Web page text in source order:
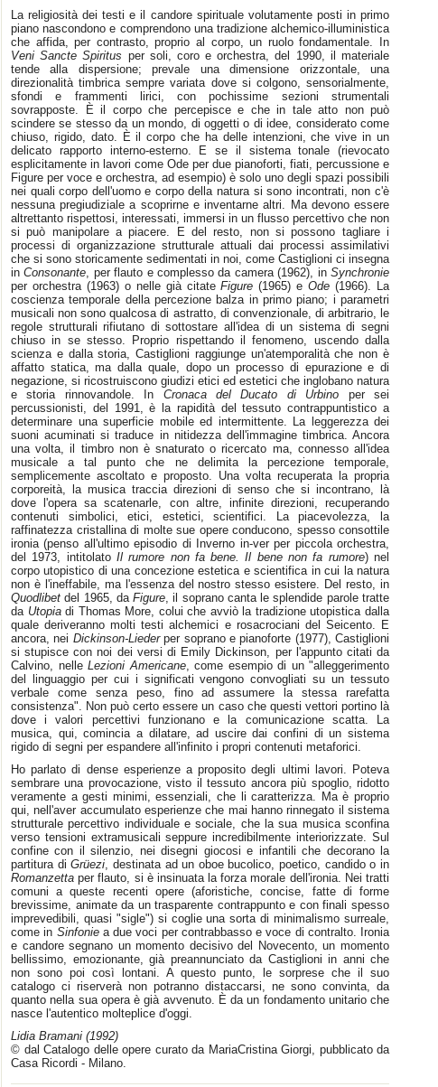
La religiosità dei testi e il candore spirituale volutamente posti in primo
piano nascondono e comprendono una tradizione alchemico-illuministica
che affida, per contrasto, proprio al corpo, un ruolo fondamentale. In
Veni Sancte Spiritus per soli, coro e orchestra, del 1990, il materiale
tende alla dispersione; prevale una dimensione orizzontale, una
direzionalità timbrica sempre variata dove si colgono, sensorialmente,
sfondi e frammenti lirici, con pochissime sezioni strumentali
sovrapposte. È il corpo che percepisce e che in tale atto non può
scindere se stesso da un mondo, di oggetti o di idee, considerato come
chiuso, rigido, dato. È il corpo che ha delle intenzioni, che vive in un
delicato rapporto interno-esterno. E se il sistema tonale (rievocato
esplicitamente in lavori come Ode per due pianoforti, fiati, percussione e
Figure per voce e orchestra, ad esempio) è solo uno degli spazi possibili
nei quali corpo dell'uomo e corpo della natura si sono incontrati, non c'è
nessuna pregiudiziale a scoprirne e inventarne altri. Ma devono essere
altrettanto rispettosi, interessati, immersi in un flusso percettivo che non
si può manipolare a piacere. E del resto, non si possono tagliare i
processi di organizzazione strutturale attuali dai processi assimilativi
che si sono storicamente sedimentati in noi, come Castiglioni ci insegna
inConsonante, per flauto e complesso da camera (1962), inSynchronie
per orchestra (1963) o nelle già citateFigure (1965) eOde (1966). La
coscienza temporale della percezione balza in primo piano; i parametri
musicali non sono qualcosa di astratto, di convenzionale, di arbitrario, le
regole strutturali rifiutano di sottostare all'idea di un sistema di segni
chiuso in se stesso. Proprio rispettando il fenomeno, uscendo dalla
scienza e dalla storia, Castiglioni raggiunge un'atemporalità che non è
affatto statica, ma dalla quale, dopo un processo di epurazione e di
negazione, si ricostruiscono giudizi etici ed estetici che inglobano natura
e storia rinnovandole. In Cronaca del Ducato di Urbino per sei
percussionisti, del 1991, è la rapidità del tessuto contrappuntistico a
determinare una superficie mobile ed intermittente. La leggerezza dei
suoni acuminati si traduce in nitidezza dell'immagine timbrica. Ancora
una volta, il timbro non è snaturato o ricercato ma, connesso all'idea
musicale a tal punto che ne delimita la percezione temporale,
semplicemente ascoltato e proposto. Una volta recuperata la propria
corporeità, la musica traccia direzioni di senso che si incontrano, là
dove l'opera sa scatenarle, con altre, infinite direzioni, recuperando
contenuti simbolici, etici, estetici, scientifici. La piacevolezza, la
raffinatezza cristallina di molte sue opere conducono, spesso consottile
ironia (penso all'ultimo episodio di Inverno in-ver per piccola orchestra,
del 1973, intitolato Il rumore non fa bene. Il bene non fa rumore) nel
corpo utopistico di una concezione estetica e scientifica in cui la natura
non è l'ineffabile, ma l'essenza del nostro stesso esistere. Del resto, in
Quodlibet del 1965, daFigure, il soprano canta le splendide parole tratte
da Utopiadi Thomas More, colui che avviò la tradizione utopistica dalla
quale deriveranno molti testi alchemici e rosacrociani del Seicento. E
ancora, nei Dickinson-Liederper soprano e pianoforte (1977), Castiglioni
si stupisce con noi dei versi di Emily Dickinson, per l'appunto citati da
Calvino, nelle Lezioni Americane, come esempio di un "alleggerimento
del linguaggio per cui i significati vengono convogliati su un tessuto
verbale come senza peso, fino ad assumere la stessa rarefatta
consistenza". Non può certo essere un caso che questi vettori portino là
dove i valori percettivi funzionano e la comunicazione scatta. La
musica, qui, comincia a dilatare, ad uscire dai confini di un sistema
rigido di segni per espandere all'infinito i propri contenuti metaforici.
Ho parlato di dense esperienze a proposito degli ultimi lavori. Poteva
sembrare una provocazione, visto il tessuto ancora più spoglio, ridotto
veramente a gesti minimi, essenziali, che li caratterizza. Ma è proprio
qui, nell'aver accumulato esperienze che mai hanno rinnegato il sistema
strutturale percettivo individuale e sociale, che la sua musica sconfina
verso tensioni extramusicali seppure incredibilmente interiorizzate. Sul
confine con il silenzio, nei disegni giocosi e infantili che decorano la
partitura diGrüezi, destinata ad un oboe bucolico, poetico, candido o in
Romanzetta per flauto, si è insinuata la forza morale dell'ironia. Nei tratti
comuni a queste recenti opere (aforistiche, concise, fatte di forme
brevissime, animate da un trasparente contrappunto e con finali spesso
imprevedibili, quasi "sigle") si coglie una sorta di minimalismo surreale,
come in Sinfoniea due voci per contrabbasso e voce di contralto. Ironia
e candore segnano un momento decisivo del Novecento, un momento
bellissimo, emozionante, già preannunciato da Castiglioni in anni che
non sono poi così lontani. A questo punto, le sorprese che il suo
catalogo ci riserverà non potranno distaccarsi, ne sono convinta, da
quanto nella sua opera è già avvenuto. È da un fondamento unitario che
nasce l'autentico molteplice d'oggi.
Lidia Bramani (1992)
© dal Catalogo delle opere curato da MariaCristina Giorgi, pubblicato da
Casa Ricordi - Milano.